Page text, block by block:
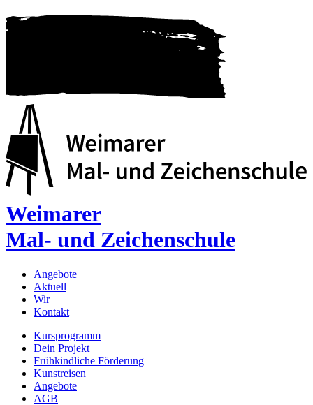
Weimarer
Mal- und Zeichenschule
Angebote
Aktuell
Wir
Kontakt
Kursprogramm
Dein Projekt
Frühkindliche Förderung
Kunstreisen
Angebote
AGB